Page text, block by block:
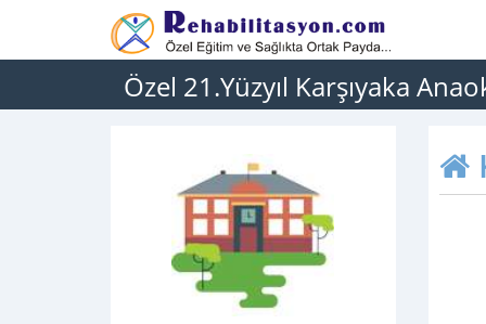
Özel 21.Yüzyıl Karşıyaka